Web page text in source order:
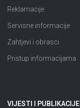
Reklamacije
Servisne informacije
Zahtjevi i obrasci
Pristup informacijama
VIJESTI I PUBLIKACIJE